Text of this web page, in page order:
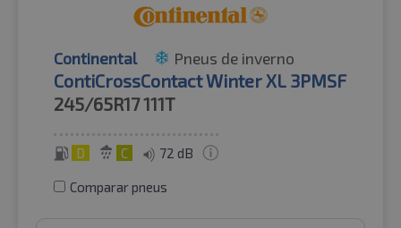
Continental Pneus de inverno
ContiCrossContact Winter XL 3PMSF
245/65R17111T
D C 72 dB
Comparar pneus